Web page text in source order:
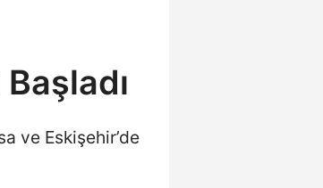
ve Eskişehir’de